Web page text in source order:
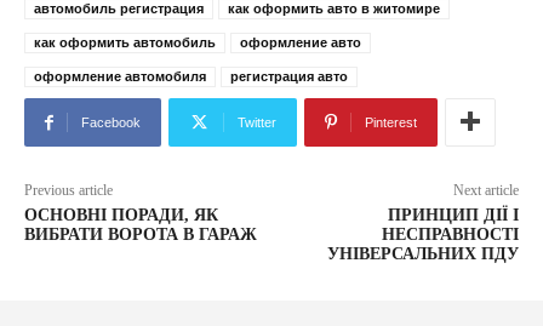
автомобиль регистрация как оформить авто в житомире
как оформить автомобиль оформление авто
оформление автомобиля регистрация авто
Facebook Twitter Pinterest
Previous article
ОСНОВНІ ПОРАДИ, ЯК
ВИБРАТИ ВОРОТА В ГАРАЖ
Next article
ПРИНЦИП ДІЇ І
НЕСПРАВНОСТІ
УНІВЕРСАЛЬНИХ ПДУ